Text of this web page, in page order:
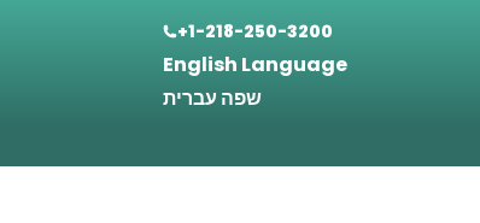
+1-218-250-3200
English Language
שפה עברית